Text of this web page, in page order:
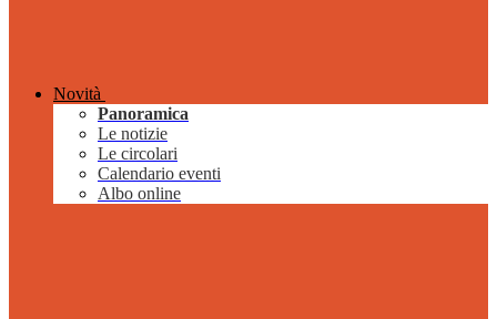
Novità
Panoramica
Le notizie
Le circolari
Calendario eventi
Albo online